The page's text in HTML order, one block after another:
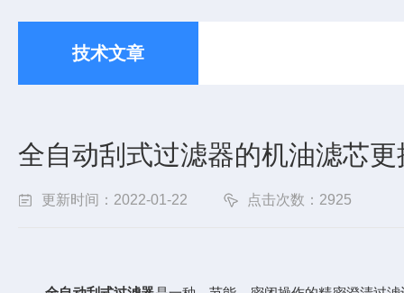
技术文章
全自动刮式过滤器的机油滤芯
更新时间：2022-01-22 点击次数：2925